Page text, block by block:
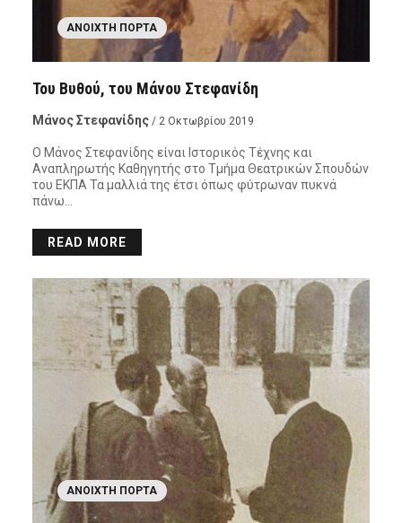
ΑΝΟΙΧΤΉ ΠΌΡΤΑ
Του Βυθού, του Μάνου Στεφανίδη
Μάνος Στεφανίδης / 2 Οκτωβρίου 2019
Ο Μάνος Στεφανίδης είναι Ιστορικός Τέχνης και
Αναπληρωτής Καθηγητής στο Τμήμα Θεατρικών Σπουδών
του ΕΚΠΑ Τα μαλλιά της έτσι όπως φύτρωναν πυκνά
πάνω…
READ MORE
ΑΝΟΙΧΤΉ ΠΌΡΤΑ